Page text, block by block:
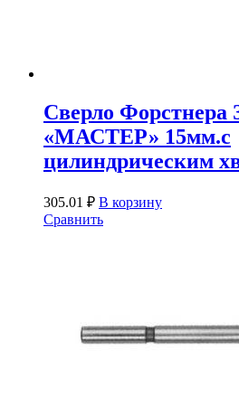
Сверло Форстнера
«МАСТЕР» 15мм.с
цилиндрическим
305.01 ₽ В корзину
Сравнить